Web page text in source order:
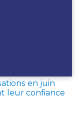
en juin
leur confiance